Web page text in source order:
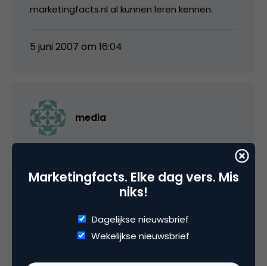
marketingfacts.nl al kunnen leren kennen.
5 juni 2007 om 16:04
media
webdesign is een goed punt. Had ik inderdaad
rekening mee moeten houden. Probleem is
had van alle presentaties. Op basis daarvan
had ik een gastspreker kunnen voorstellen.
Marketingfacts. Elke dag vers. Mis
niks!
Dagelijkse nieuwsbrief
Wekelijkse nieuwsbrief